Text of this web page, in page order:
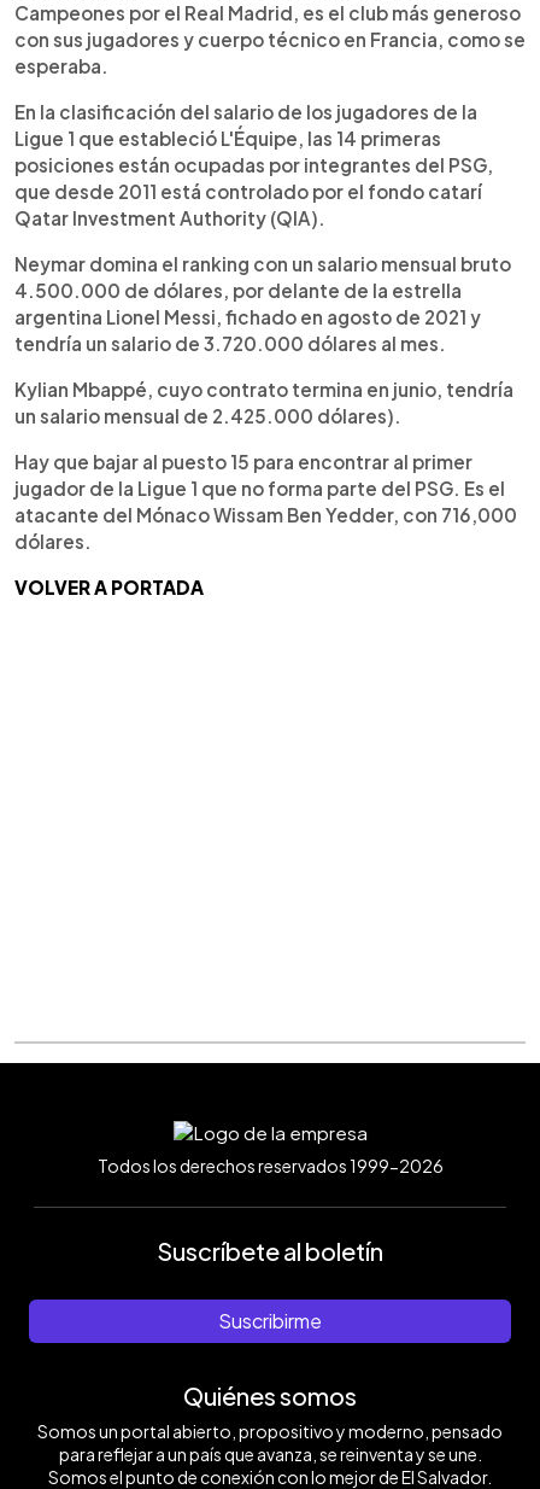
Campeones por el Real Madrid, es el club más generoso
con sus jugadores y cuerpo técnico en Francia, como se
esperaba.
En la clasificación del salario de los jugadores de la
Ligue 1 que estableció L'Équipe, las 14 primeras
posiciones están ocupadas por integrantes del PSG,
que desde 2011 está controlado por el fondo catarí
Qatar Investment Authority (QIA).
Neymar domina el ranking con un salario mensual bruto
4.500.000 de dólares, por delante de la estrella
argentina Lionel Messi, fichado en agosto de 2021 y
tendría un salario de 3.720.000 dólares al mes.
Kylian Mbappé, cuyo contrato termina en junio, tendría
un salario mensual de 2.425.000 dólares).
Hay que bajar al puesto 15 para encontrar al primer
jugador de la Ligue 1 que no forma parte del PSG. Es el
atacante del Mónaco Wissam Ben Yedder, con 716,000
dólares.
VOLVER A PORTADA
Todos los derechos reservados 1999-2026
Suscríbete al boletín
Suscribirme
Quiénes somos
Somos un portal abierto, propositivo y moderno, pensado
para reflejar a un país que avanza, se reinventa y se une.
Somos el punto de conexión con lo mejor de El Salvador.